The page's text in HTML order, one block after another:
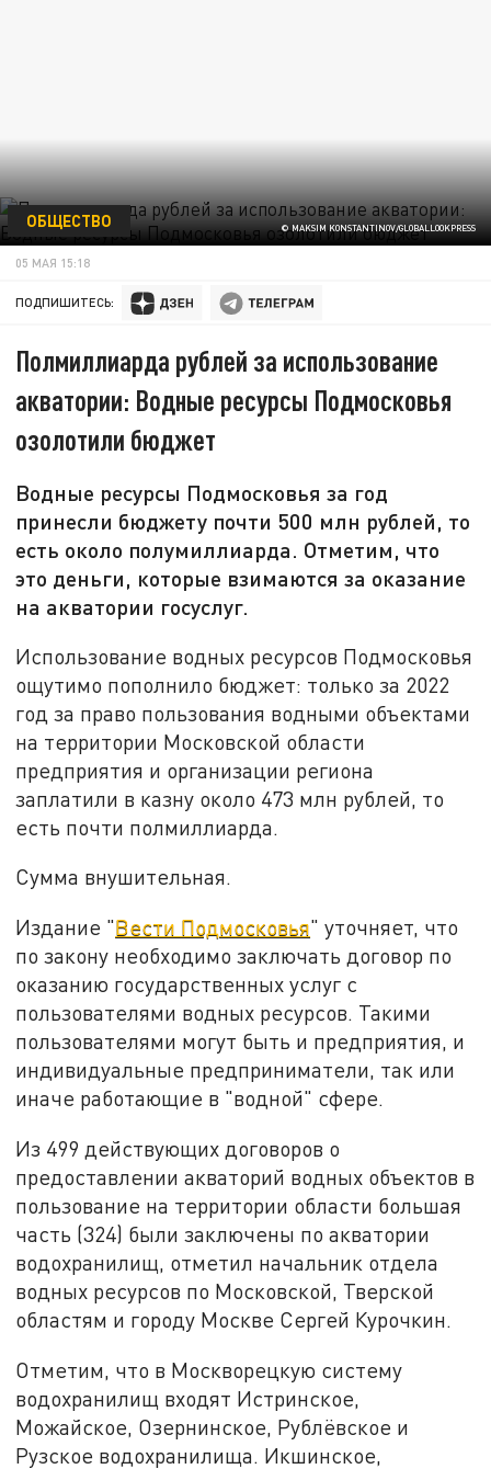
© MAKSIM KONSTANTINOV/GLOBALLOOKPRESS
ОБЩЕСТВО
05 МАЯ 15:18
ПОДПИШИТЕСЬ:
Полмиллиарда рублей за использование
акватории: Водные ресурсы Подмосковья
озолотили бюджет
Водные ресурсы Подмосковья за год
принесли бюджету почти 500 млн рублей, то
есть около полумиллиарда. Отметим, что
это деньги, которые взимаются за оказание
на акватории госуслуг.
Использование водных ресурсов Подмосковья
ощутимо пополнило бюджет: только за 2022
год за право пользования водными объектами
на территории Московской области
предприятия и организации региона
заплатили в казну около 473 млн рублей, то
есть почти полмиллиарда.
Сумма внушительная.
Издание "Вести Подмосковья" уточняет, что
по закону необходимо заключать договор по
оказанию государственных услуг с
пользователями водных ресурсов. Такими
пользователями могут быть и предприятия, и
индивидуальные предприниматели, так или
иначе работающие в "водной" сфере.
Из 499 действующих договоров о
предоставлении акваторий водных объектов в
пользование на территории области большая
часть (324) были заключены по акватории
водохранилищ, отметил начальник отдела
водных ресурсов по Московской, Тверской
областям и городу Москве Сергей Курочкин.
Отметим, что в Москворецкую систему
водохранилищ входят Истринское,
Можайское, Озернинское, Рублёвское и
Рузское водохранилища. Икшинское,